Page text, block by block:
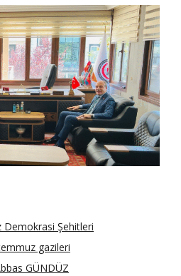
Demokrasi Şehitleri
gazileri
GÜNDÜZ